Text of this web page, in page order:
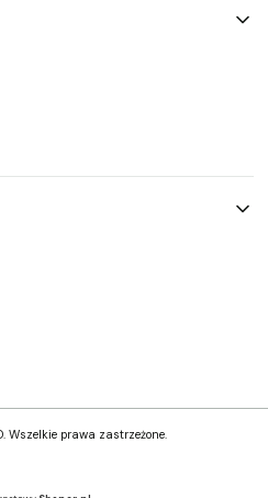
Wszelkie prawa zastrzeżone.
0. Zobacz szczegóły